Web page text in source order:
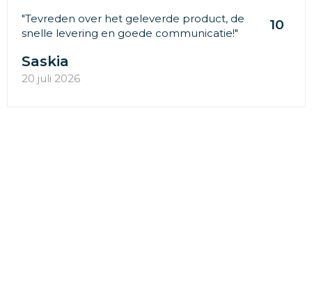
"Tevreden over het geleverde product, de
snelle levering en goede communicatie!"
10
Saskia
20 juli 2026